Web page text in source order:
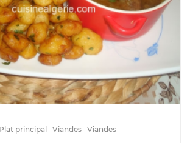
Plat principal Viandes Viandes